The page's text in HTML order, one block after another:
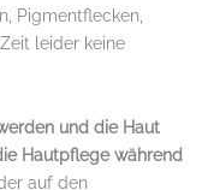
Pigmentflecken,
leider keine
und die Haut
Hautpflege während
auf den